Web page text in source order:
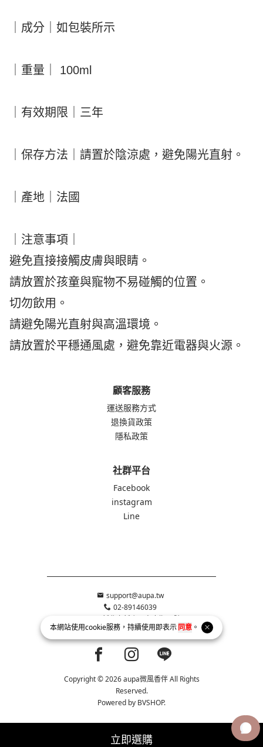
本網站使用cookie服務，持續使用即表示同意 。
立即選購
｜成分｜如包裝所示
｜重量｜ 100ml
｜有效期限｜三年
｜保存方法｜請置於陰涼處，避免陽光直射。
｜產地｜法國
｜注意事項｜
避免直接接觸皮膚與眼睛。
請放置於孩童與寵物不易碰觸的位置。
切勿飲用。
請避免陽光直射與高溫環境。
請放置於平穩通風處，避免靠近電器與火源。
顧客服務
運送服務方式
退換貨政策
隱私政策
社群平台
Facebook
instagram
Line
support@aupa.tw
02-89146039
統一編號 90647374 美優創意有限公司
Facebook page
Instagram page
Line page
Copyright © 2026 aupa微風香伴 All Rights
Reserved.
Powered by BVSHOP.